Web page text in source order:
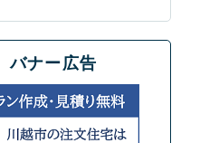
バナー広告